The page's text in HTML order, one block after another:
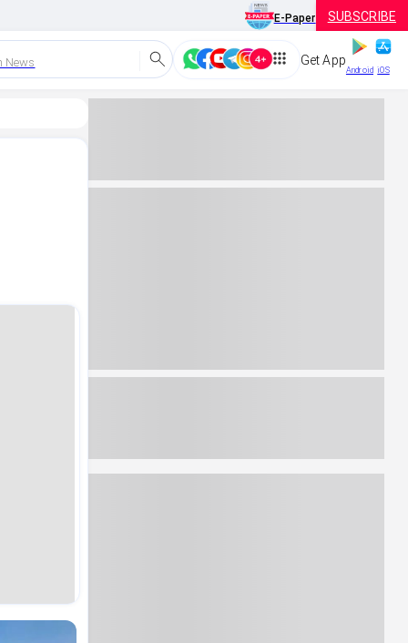
E-Paper SUBSCRIBE
News Get App
Android iOS